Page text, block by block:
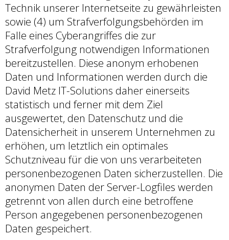
Technik unserer Internetseite zu gewährleisten
sowie (4) um Strafverfolgungsbehörden im
Falle eines Cyberangriffes die zur
Strafverfolgung notwendigen Informationen
bereitzustellen. Diese anonym erhobenen
Daten und Informationen werden durch die
David Metz IT-Solutions daher einerseits
statistisch und ferner mit dem Ziel
ausgewertet, den Datenschutz und die
Datensicherheit in unserem Unternehmen zu
erhöhen, um letztlich ein optimales
Schutzniveau für die von uns verarbeiteten
personenbezogenen Daten sicherzustellen. Die
anonymen Daten der Server-Logfiles werden
getrennt von allen durch eine betroffene
Person angegebenen personenbezogenen
Daten gespeichert.